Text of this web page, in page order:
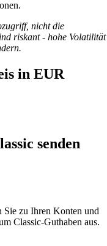
nicht die
riskant - hohe Volatilität
in EUR
senden
zu Ihren Konten und
Classic-Guthaben aus.